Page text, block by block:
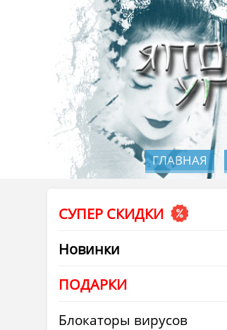
ГЛАВНАЯ
СУПЕР СКИДКИ
Новинки
ПОДАРКИ
Блокаторы вирусов